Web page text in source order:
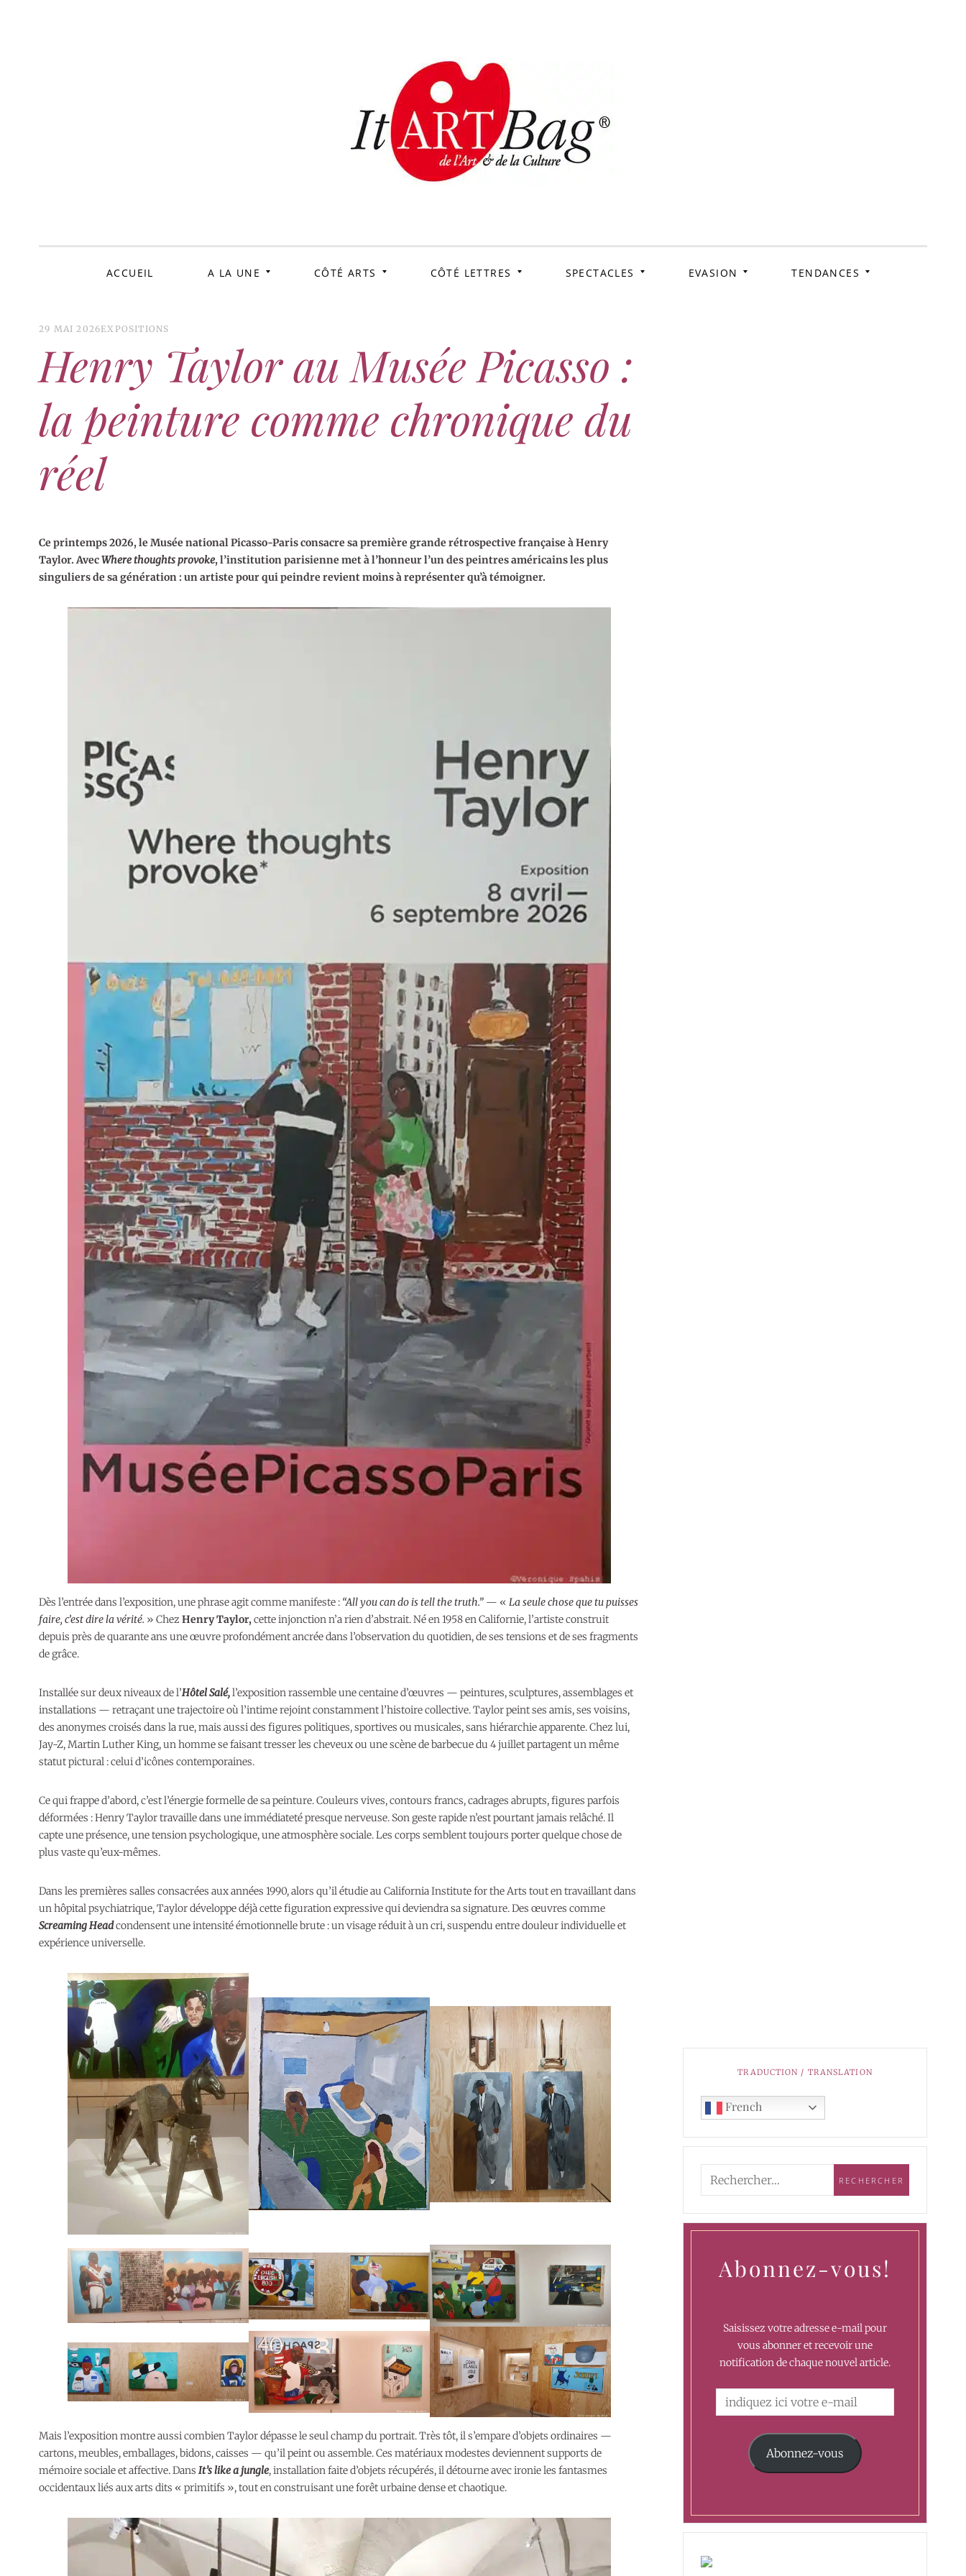
ItArtBag
ACCUEIL A LA UNE CÔTÉ ARTS CÔTÉ LETTRES SPECTACLES EVASION TENDANCES
29 MAI 2026EXPOSITIONS
Henry Taylor au Musée Picasso :
la peinture comme chronique du
réel
Ce printemps 2026, le Musée national Picasso-Paris consacre sa première grande rétrospective française à Henry
Taylor. AvecWhere thoughts provoke, l’institution parisienne met à l’honneur l’un des peintres américains les plus
singuliers de sa génération : un artiste pour qui peindre revient moins à représenter qu’à témoigner.
Dès l’entrée dans l’exposition, une phrase agit comme manifeste : “All you can do is tell the truth.”— « La seule chose que tu puisses
faire, c’est dire la vérité. » Chez Henry Taylor,cette injonction n’a rien d’abstrait. Né en 1958 en Californie, l’artiste construit
depuis près de quarante ans une œuvre profondément ancrée dans l’observation du quotidien, de ses tensions et de ses fragments
de grâce.
Installée sur deux niveaux de l’Hôtel Salé,l’exposition rassemble une centaine d’œuvres — peintures, sculptures, assemblages et
installations — retraçant une trajectoire où l’intime rejoint constamment l’histoire collective. Taylor peint ses amis, ses voisins,
des anonymes croisés dans la rue, mais aussi des figures politiques, sportives ou musicales, sans hiérarchie apparente. Chez lui,
Jay-Z, Martin Luther King, un homme se faisant tresser les cheveux ou une scène de barbecue du 4 juillet partagent un même
statut pictural : celui d’icônes contemporaines.
Ce qui frappe d’abord, c’est l’énergie formelle de sa peinture. Couleurs vives, contours francs, cadrages abrupts, figures parfois
déformées : Henry Taylor travaille dans une immédiateté presque nerveuse. Son geste rapide n’est pourtant jamais relâché. Il
capte une présence, une tension psychologique, une atmosphère sociale. Les corps semblent toujours porter quelque chose de
plus vaste qu’eux-mêmes.
Dans les premières salles consacrées aux années 1990, alors qu’il étudie au California Institute for the Arts tout en travaillant dans
un hôpital psychiatrique, Taylor développe déjà cette figuration expressive qui deviendra sa signature. Des œuvres comme
Screaming Headcondensent une intensité émotionnelle brute : un visage réduit à un cri, suspendu entre douleur individuelle et
expérience universelle.
Mais l’exposition montre aussi combien Taylor dépasse le seul champ du portrait. Très tôt, il s’empare d’objets ordinaires —
cartons, meubles, emballages, bidons, caisses — qu’il peint ou assemble. Ces matériaux modestes deviennent supports de
mémoire sociale et affective. Dans It’s like a jungle, installation faite d’objets récupérés, il détourne avec ironie les fantasmes
occidentaux liés aux arts dits « primitifs », tout en construisant une forêt urbaine dense et chaotique.
TRADUCTION / TRANSLATION
French
Abonnez-vous!
Saisissez votre adresse e-mail pour
vous abonner et recevoir une
notification de chaque nouvel article.
Abonnez-vous